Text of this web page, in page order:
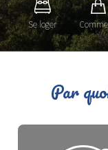
Se loger
Par